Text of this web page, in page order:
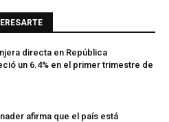
directa en República
un 6.4% en el primer trimestre de
afirma que el país está